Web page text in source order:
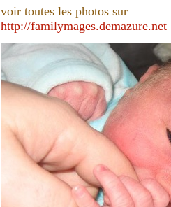
voir toutes les photos sur
http://familymages.demazure.net